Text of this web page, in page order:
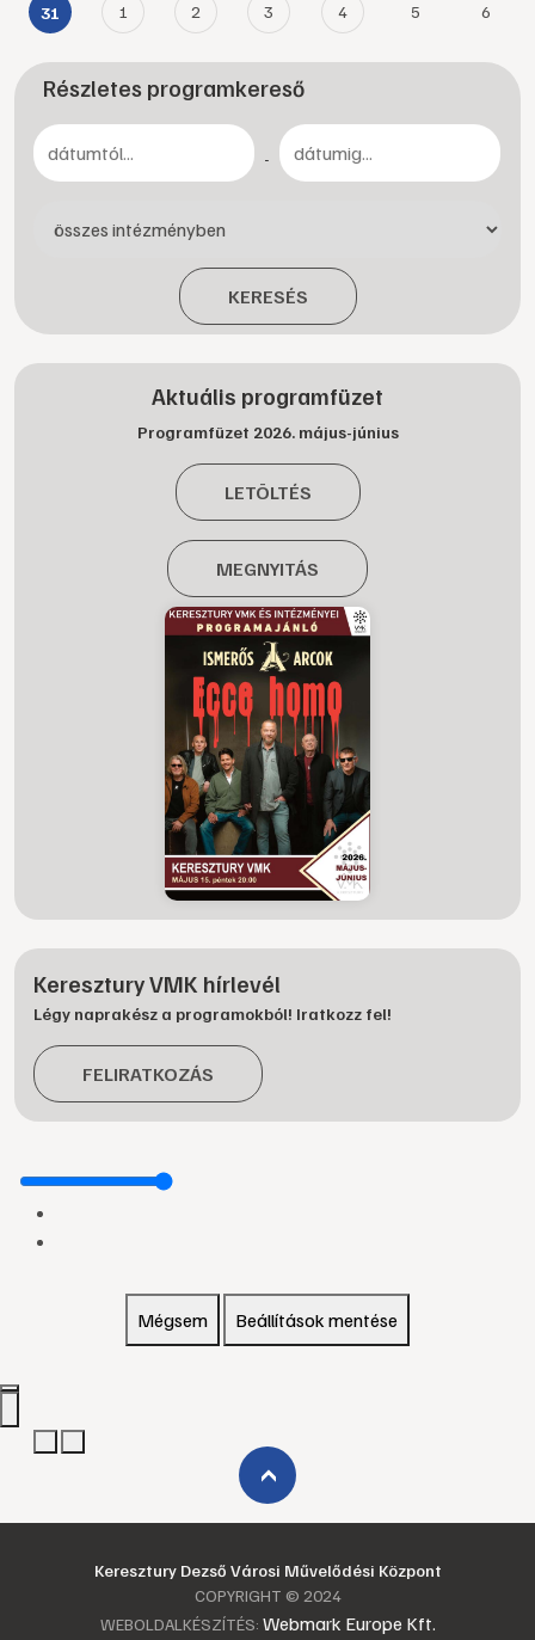
31 1 2 3 4 5 6
Részletes programkereső
-
KERESÉS
Aktuális programfüzet
Programfüzet 2026. május-június
LETÖLTÉS
MEGNYITÁS
Keresztury VMK hírlevél
Légy naprakész a programokból! Iratkozz fel!
FELIRATKOZÁS
Mégsem Beállítások mentése
›
Keresztury Dezső Városi Művelődési Központ
COPYRIGHT © 2024
WEBOLDALKÉSZÍTÉS: Webmark Europe Kft.